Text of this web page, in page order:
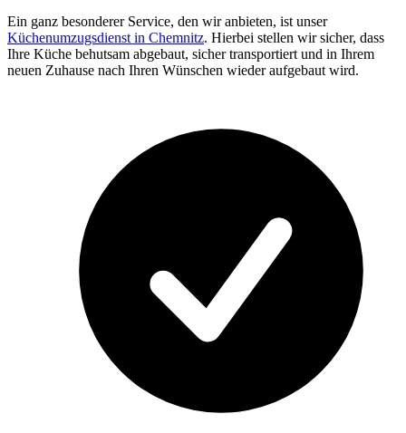
Ein ganz besonderer Service, den wir anbieten, ist unser
Küchenumzugsdienst in Chemnitz. Hierbei stellen wir sicher, dass
Ihre Küche behutsam abgebaut, sicher transportiert und in Ihrem
neuen Zuhause nach Ihren Wünschen wieder aufgebaut wird.